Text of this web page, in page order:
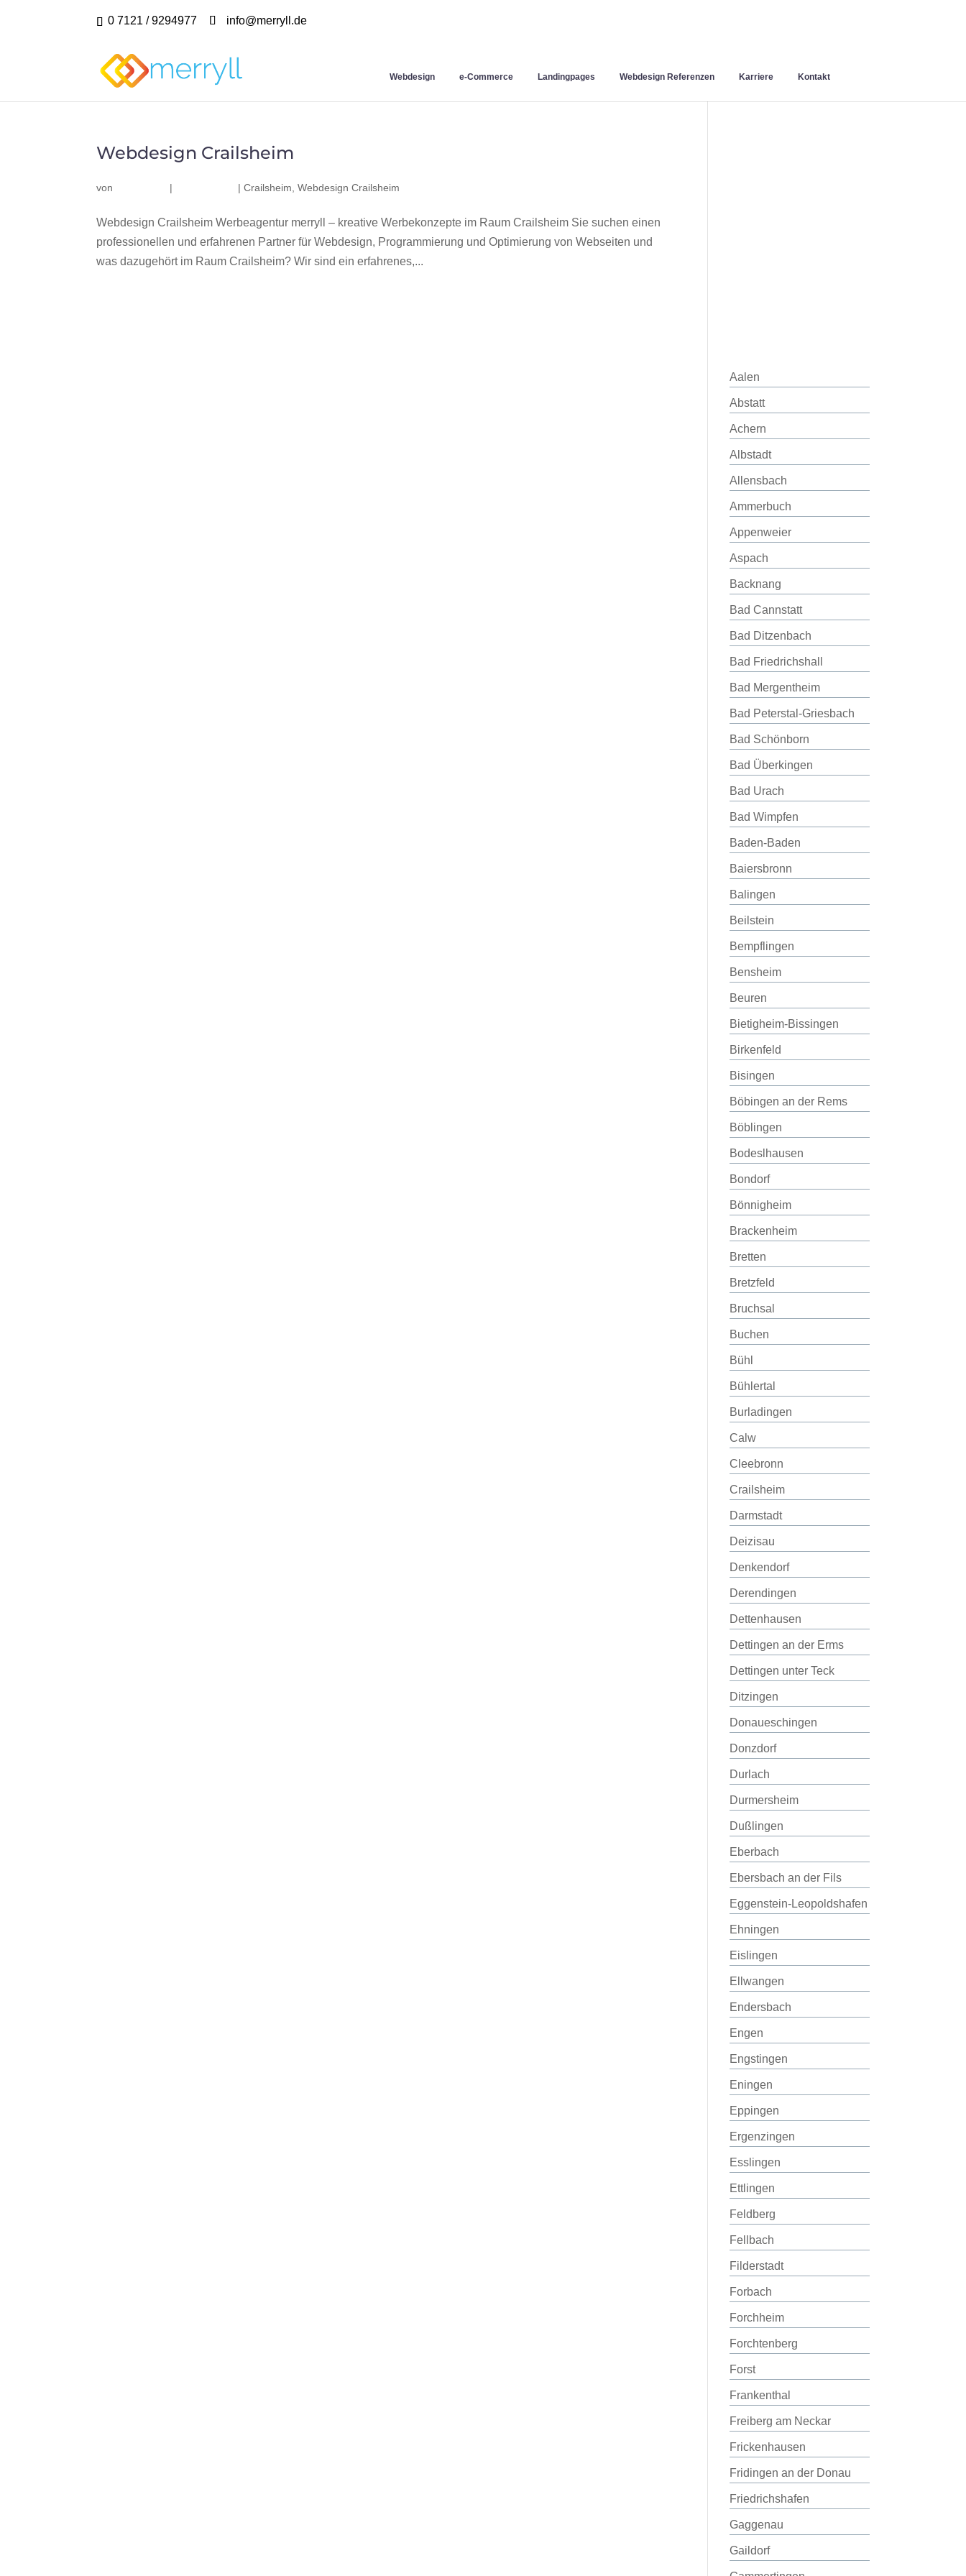
0 7121 / 9294977 info@merryll.de
Webdesign e-Commerce Landingpages Webdesign Referenzen Karriere Kontakt
Webdesign Crailsheim
von | |Crailsheim ,Webdesign Crailsheim
Webdesign Crailsheim Werbeagentur merryll – kreative Werbekonzepte im Raum Crailsheim Sie suchen einen
professionellen und erfahrenen Partner für Webdesign, Programmierung und Optimierung von Webseiten und
was dazugehört im Raum Crailsheim? Wir sind ein erfahrenes,...
Aalen
Abstatt
Achern
Albstadt
Allensbach
Ammerbuch
Appenweier
Aspach
Backnang
Bad Cannstatt
Bad Ditzenbach
Bad Friedrichshall
Bad Mergentheim
Bad Peterstal-Griesbach
Bad Schönborn
Bad Überkingen
Bad Urach
Bad Wimpfen
Baden-Baden
Baiersbronn
Balingen
Beilstein
Bempflingen
Bensheim
Beuren
Bietigheim-Bissingen
Birkenfeld
Bisingen
Böbingen an der Rems
Böblingen
Bodeslhausen
Bondorf
Bönnigheim
Brackenheim
Bretten
Bretzfeld
Bruchsal
Buchen
Bühl
Bühlertal
Burladingen
Calw
Cleebronn
Crailsheim
Darmstadt
Deizisau
Denkendorf
Derendingen
Dettenhausen
Dettingen an der Erms
Dettingen unter Teck
Ditzingen
Donaueschingen
Donzdorf
Durlach
Durmersheim
Dußlingen
Eberbach
Ebersbach an der Fils
Eggenstein-Leopoldshafen
Ehningen
Eislingen
Ellwangen
Endersbach
Engen
Engstingen
Eningen
Eppingen
Ergenzingen
Esslingen
Ettlingen
Feldberg
Fellbach
Filderstadt
Forbach
Forchheim
Forchtenberg
Forst
Frankenthal
Freiberg am Neckar
Frickenhausen
Fridingen an der Donau
Friedrichshafen
Gaggenau
Gaildorf